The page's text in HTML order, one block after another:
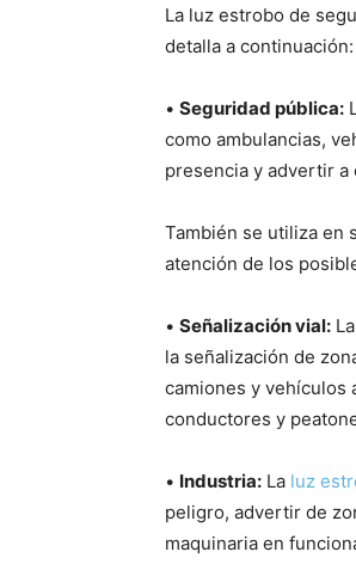
La luz estrobo de
detalla a continuación:
• Seguridad pública:
como ambulancias,
presencia y advertir
También se utiliza en
atención de los
• Señalización vial:
la señalización de
camiones y vehículos
conductores y
• Industria: La luz
peligro, advertir de
maquinaria en